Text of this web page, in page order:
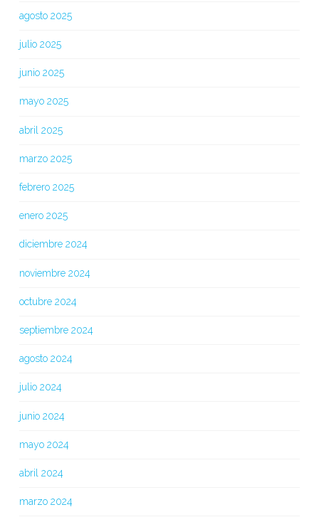
agosto 2025
julio 2025
junio 2025
mayo 2025
abril 2025
marzo 2025
febrero 2025
enero 2025
diciembre 2024
noviembre 2024
octubre 2024
septiembre 2024
agosto 2024
julio 2024
junio 2024
mayo 2024
abril 2024
marzo 2024